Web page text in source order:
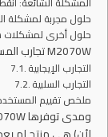
حلول مجربة لمشكلة
حلول أخرى لمشكلات
تجارب المستخدمين الحقيقية مع طابعة سامسونج M2070W
التجارب الإيجابية
التجارب السلبية
ملخص تقييم
سعر طابعة سامسونج M2070W ومدى توفرها